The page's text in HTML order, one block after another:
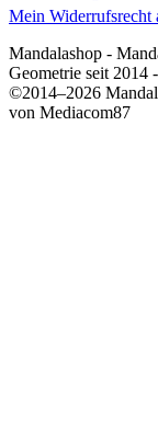
Mein Widerrufsrecht
Mandalashop -
Geometrie seit
©2014–2026
von Mediacom87